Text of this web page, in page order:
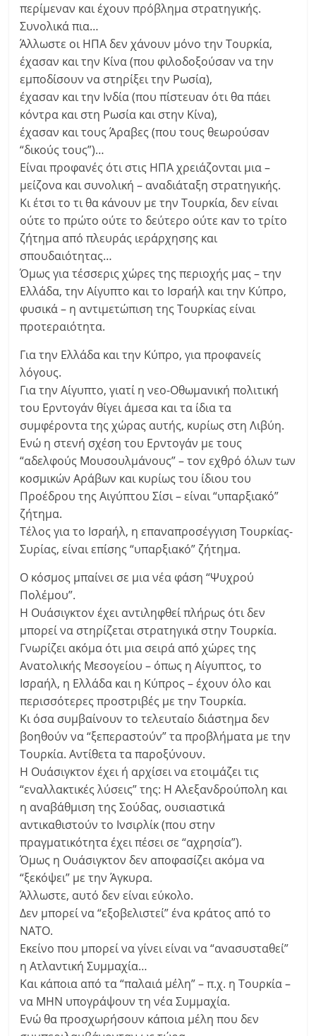
περίμεναν και έχουν πρόβλημα στρατηγικής.
Συνολικά πια…
Άλλωστε οι ΗΠΑ δεν χάνουν μόνο την Τουρκία,
έχασαν και την Κίνα (που φιλοδοξούσαν να την
εμποδίσουν να στηρίξει την Ρωσία),
έχασαν και την Ινδία (που πίστευαν ότι θα πάει
κόντρα και στη Ρωσία και στην Κίνα),
έχασαν και τους Άραβες (που τους θεωρούσαν
“δικούς τους”)…
Είναι προφανές ότι στις ΗΠΑ χρειάζονται μια –
μείζονα και συνολική – αναδιάταξη στρατηγικής.
Κι έτσι το τι θα κάνουν με την Τουρκία, δεν είναι
ούτε το πρώτο ούτε το δεύτερο ούτε καν το τρίτο
ζήτημα από πλευράς ιεράρχησης και
σπουδαιότητας…
Όμως για τέσσερις χώρες της περιοχής μας – την
Ελλάδα, την Αίγυπτο και το Ισραήλ και την Κύπρο,
φυσικά – η αντιμετώπιση της Τουρκίας είναι
προτεραιότητα.
Για την Ελλάδα και την Κύπρο, για προφανείς
λόγους.
Για την Αίγυπτο, γιατί η νεο-Οθωμανική πολιτική
του Ερντογάν θίγει άμεσα και τα ίδια τα
συμφέροντα της χώρας αυτής, κυρίως στη Λιβύη.
Ενώ η στενή σχέση του Ερντογάν με τους
“αδελφούς Μουσουλμάνους” – τον εχθρό όλων των
κοσμικών Αράβων και κυρίως του ίδιου του
Προέδρου της Αιγύπτου Σίσι – είναι “υπαρξιακό”
ζήτημα.
Τέλος για το Ισραήλ, η επαναπροσέγγιση Τουρκίας-
Συρίας, είναι επίσης “υπαρξιακό” ζήτημα.
Ο κόσμος μπαίνει σε μια νέα φάση “Ψυχρού
Πολέμου”.
Η Ουάσιγκτον έχει αντιληφθεί πλήρως ότι δεν
μπορεί να στηρίζεται στρατηγικά στην Τουρκία.
Γνωρίζει ακόμα ότι μια σειρά από χώρες της
Ανατολικής Μεσογείου – όπως η Αίγυπτος, το
Ισραήλ, η Ελλάδα και η Κύπρος – έχουν όλο και
περισσότερες προστριβές με την Τουρκία.
Κι όσα συμβαίνουν το τελευταίο διάστημα δεν
βοηθούν να “ξεπεραστούν” τα προβλήματα με την
Τουρκία. Αντίθετα τα παροξύνουν.
Η Ουάσιγκτον έχει ή αρχίσει να ετοιμάζει τις
“εναλλακτικές λύσεις” της: Η Αλεξανδρούπολη και
η αναβάθμιση της Σούδας, ουσιαστικά
αντικαθιστούν το Ινσιρλίκ (που στην
πραγματικότητα έχει πέσει σε “αχρησία”).
Όμως η Ουάσιγκτον δεν αποφασίζει ακόμα να
“ξεκόψει” με την Άγκυρα.
Άλλωστε, αυτό δεν είναι εύκολο.
Δεν μπορεί να “εξοβελιστεί” ένα κράτος από το
ΝΑΤΟ.
Εκείνο που μπορεί να γίνει είναι να “ανασυσταθεί”
η Ατλαντική Συμμαχία…
Και κάποια από τα “παλαιά μέλη” – π.χ. η Τουρκία –
να ΜΗΝ υπογράψουν τη νέα Συμμαχία.
Ενώ θα προσχωρήσουν κάποια μέλη που δεν